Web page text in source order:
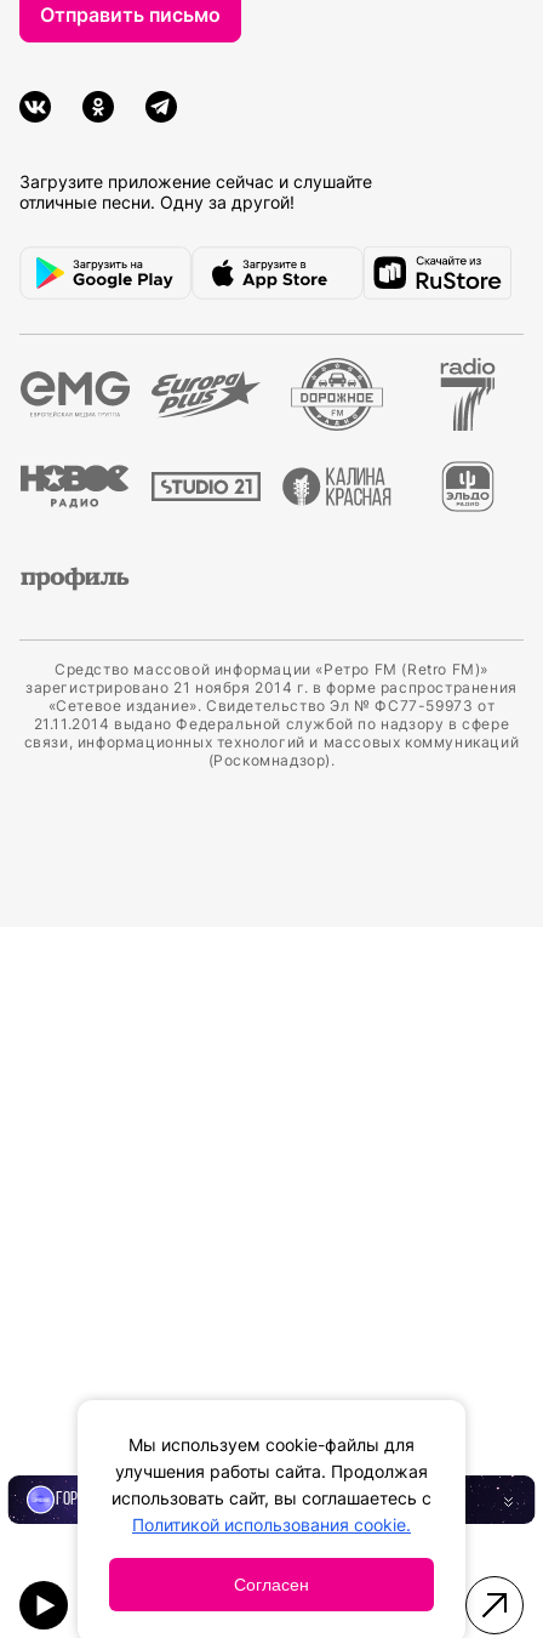
ГОРОСКОП
Загрузите приложение сейчас и слушайте
отличные песни. Одну за другой!
Отправить письмо
Средство массовой информации «Ретро FM (Retro FM)»
зарегистрировано 21 ноября 2014 г. в форме распространения
«Сетевое издание». Свидетельство Эл № ФС77-59973 от
21.11.2014 выдано Федеральной службой по надзору в сфере
связи, информационных технологий и массовых коммуникаций
(Роскомнадзор).
Мы используем cookie-файлы для
улучшения работы сайта. Продолжая
использовать сайт, вы соглашаетесь с
Политикой использования cookie.
Согласен